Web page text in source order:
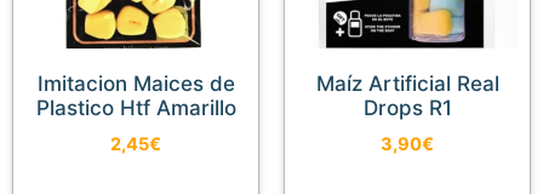
Imitacion Maices de
Plastico Htf Amarillo
2,45€
Maíz Artificial Real
Drops R1
3,90€